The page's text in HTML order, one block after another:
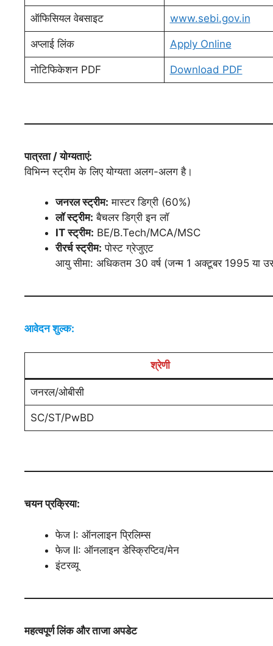
ऑफिसियल वेबसाइट www.sebi.gov.in
अप्लाई लिंक Apply Online
नोटिफिकेशन PDF Download PDF
पात्रता / योग्यताएं:
विभिन्न स्ट्रीम के लिए योग्यता अलग-अलग है।
जनरल स्ट्रीम: मास्टर डिग्री (60%)
लॉ स्ट्रीम: बैचलर डिग्री इन लॉ
IT स्ट्रीम: BE/B.Tech/MCA/MSC
रीरर्च स्ट्रीम: पोस्ट ग्रेजुएट
आयु सीमा: अधिकतम 30 वर्ष (जन्म 1 अक्टूबर 1995 या
आवेदन शुल्क:
श्रेणी
जनरल/ओबीसी
SC/ST/PwBD
चयन प्रक्रिया:
फेज I: ऑनलाइन प्रिलिम्स
फेज II: ऑनलाइन डेस्क्रिप्टिव/मेन
इंटरव्यू
महत्वपूर्ण लिंक और ताजा अपडेट